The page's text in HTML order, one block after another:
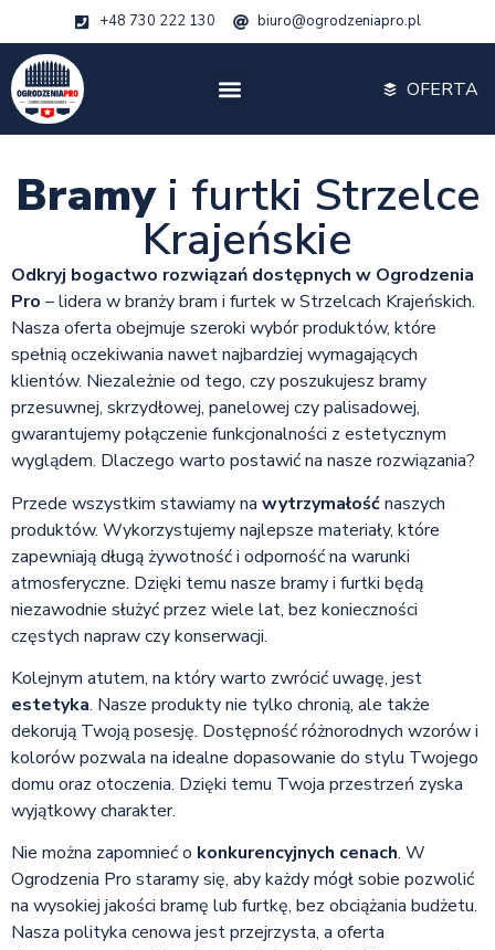
+48 730 222 130 biuro@ogrodzeniapro.pl
OFERTA
Bramy i furtki Strzelce
Krajeńskie
Odkryj bogactwo rozwiązań dostępnych w Ogrodzenia
Pro – lidera w branży bram i furtek w Strzelcach Krajeńskich.
Nasza oferta obejmuje szeroki wybór produktów, które
spełnią oczekiwania nawet najbardziej wymagających
klientów. Niezależnie od tego, czy poszukujesz bramy
przesuwnej, skrzydłowej, panelowej czy palisadowej,
gwarantujemy połączenie funkcjonalności z estetycznym
wyglądem. Dlaczego warto postawić na nasze rozwiązania?
Przede wszystkim stawiamy na wytrzymałośćnaszych
produktów. Wykorzystujemy najlepsze materiały, które
zapewniają długą żywotność i odporność na warunki
atmosferyczne. Dzięki temu nasze bramy i furtki będą
niezawodnie służyć przez wiele lat, bez konieczności
częstych napraw czy konserwacji.
Kolejnym atutem, na który warto zwrócić uwagę, jest
estetyka. Nasze produkty nie tylko chronią, ale także
dekorują Twoją posesję. Dostępność różnorodnych wzorów i
kolorów pozwala na idealne dopasowanie do stylu Twojego
domu oraz otoczenia. Dzięki temu Twoja przestrzeń zyska
wyjątkowy charakter.
Nie można zapomnieć o konkurencyjnych cenach. W
Ogrodzenia Pro staramy się, aby każdy mógł sobie pozwolić
na wysokiej jakości bramę lub furtkę, bez obciążania budżetu.
Nasza polityka cenowa jest przejrzysta, a oferta